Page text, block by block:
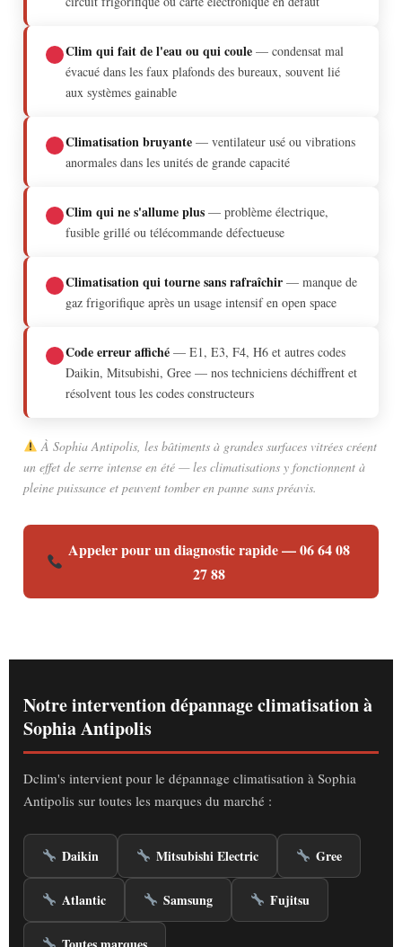
Clim qui fait de l'eau ou qui coule— condensat mal
évacué dans les faux plafonds des bureaux, souvent lié
aux systèmes gainable
Climatisation bruyante— ventilateur usé ou vibrations
anormales dans les unités de grande capacité
Clim qui ne s'allume plus— problème électrique,
fusible grillé ou télécommande défectueuse
Climatisation qui tourne sans rafraîchir— manque de
gaz frigorifique après un usage intensif en open space
Code erreur affiché— E1, E3, F4, H6 et autres codes
Daikin, Mitsubishi, Gree — nos techniciens déchiffrent et
résolvent tous les codes constructeurs
À Sophia Antipolis, les bâtiments à grandes surfaces vitrées créent
un effet de serre intense en été — les climatisations y fonctionnent à
pleine puissance et peuvent tomber en panne sans préavis.
Appeler pour un diagnostic rapide — 06 64 08
27 88
Notre intervention dépannage climatisation à
Sophia Antipolis
Dclim's intervient pour le dépannage climatisation à Sophia
Antipolis sur toutes les marques du marché :
Daikin Mitsubishi Electric Gree
Atlantic Samsung Fujitsu